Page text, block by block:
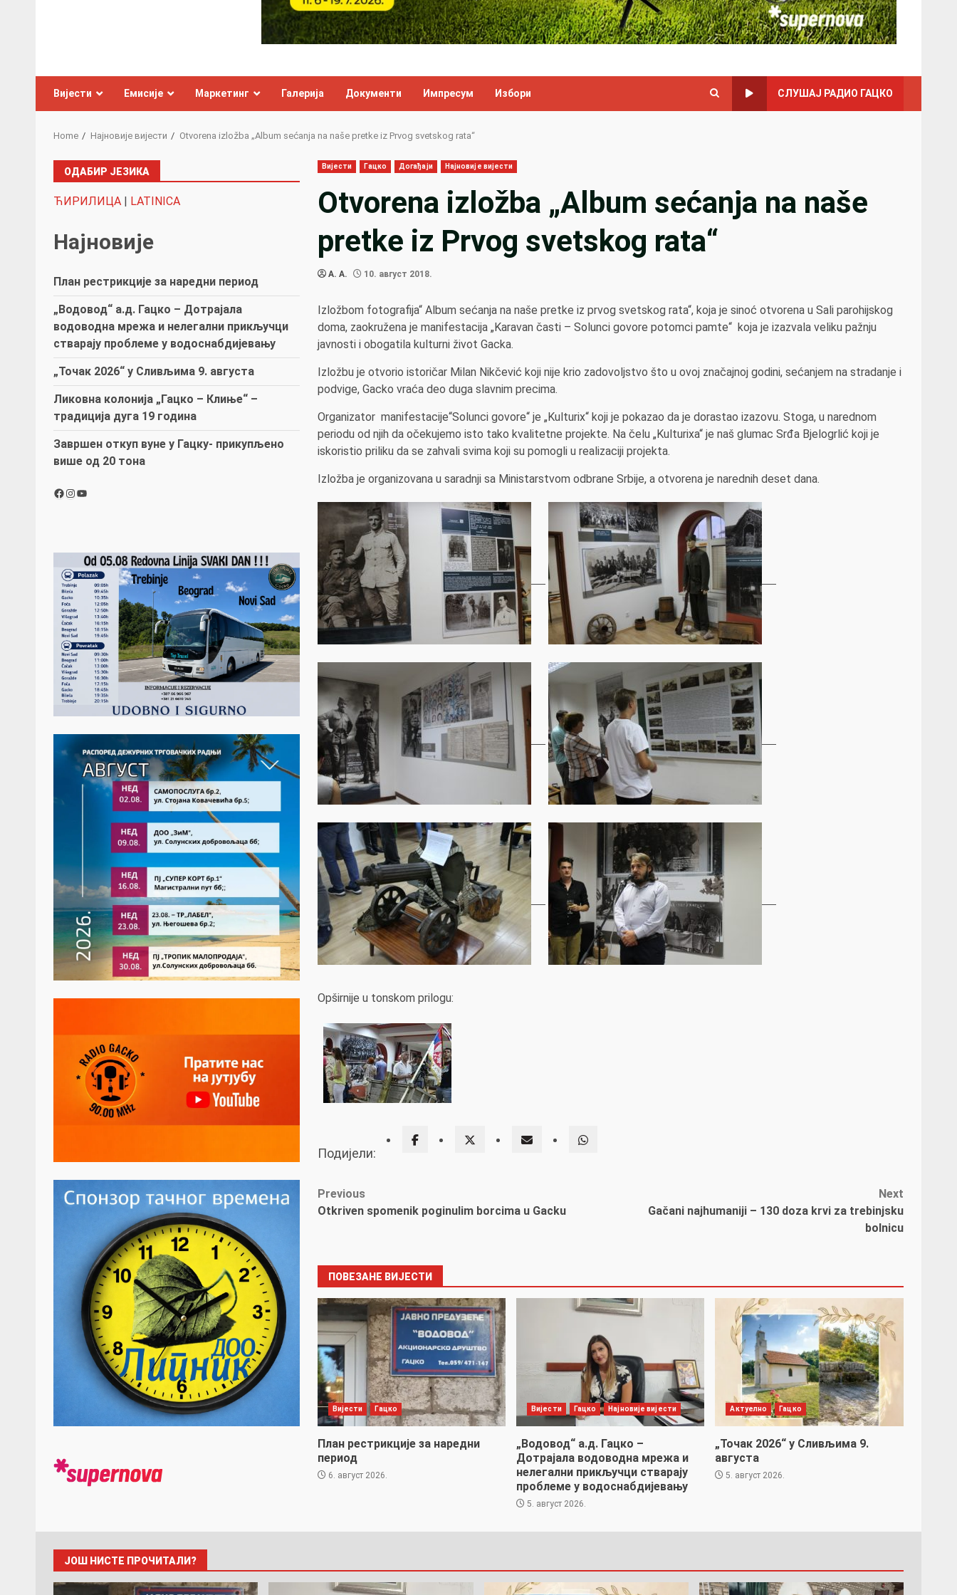
Вијести Емисије Маркетинг Галерија Документи Импресум Избори СЛУШАЈ РАДИО ГАЦКО
Home Најновије вијести Otvorena izložba „Album sećanja na naše pretke iz Prvog svetskog rata“
Вијести Гацко Догађаји Најновије вијести
Otvorena izložba „Album sećanja na naše
pretke iz Prvog svetskog rata“
A. A. 10. август 2018.
Izložbom fotografija“ Album sećanja na naše pretke iz prvog svetskog rata“, koja je sinoć otvorena u Sali parohijskog
doma, zaokružena je manifestacija „Karavan časti – Solunci govore potomci pamte“ koja je izazvala veliku pažnju
javnosti i obogatila kulturni život Gacka.
Izložbu je otvorio istoričar Milan Nikčević koji nije krio zadovoljstvo što u ovoj značajnoj godini, sećanjem na stradanje i
podvige, Gacko vraća deo duga slavnim precima.
Organizator manifestacije“Solunci govore“ je „Kulturix“ koji je pokazao da je dorastao izazovu. Stoga, u narednom
periodu od njih da očekujemo isto tako kvalitetne projekte. Na čelu „Kulturixa“ je naš glumac Srđa Bjelogrlić koji je
iskoristio priliku da se zahvali svima koji su pomogli u realizaciji projekta.
Izložba je organizovana u saradnji sa Ministarstvom odbrane Srbije, a otvorena je narednih deset dana.
Opširnije u tonskom prilogu:
Подијели:
Post
Previous
Otkriven spomenik poginulim borcima u Gacku
Next
Gačani najhumaniji – 130 doza krvi za trebinjsku
bolnicu
ПОВЕЗАНЕ ВИЈЕСТИ
Вијести Гацко
План рестрикције за наредни
период
6. август 2026.
Вијести Гацко Најновије вијести
„Водовод“ а.д. Гацко –
Дотрајала водоводна мрежа и
нелегални прикључци стварају
проблеме у водоснабдијевању
5. август 2026.
Актуелно Гацко
„Точак 2026“ у Сливљима 9.
августа
5. август 2026.
ОДАБИР ЈЕЗИКА
ЋИРИЛИЦА | LATINICA
Најновије
План рестрикције за наредни период
„Водовод“ а.д. Гацко – Дотрајала
водоводна мрежа и нелегални прикључци
стварају проблеме у водоснабдијевању
„Точак 2026“ у Сливљима 9. августа
Ликовна колонија „Гацко – Клиње“ –
традиција дуга 19 година
Завршен откуп вуне у Гацку- прикупљено
више од 20 тона
Facebook
Instagram
YouTube
ЈОШ НИСТЕ ПРОЧИТАЛИ?